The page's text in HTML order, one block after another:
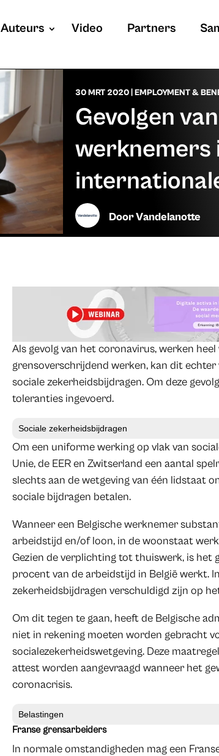
Auteurs Video Partners
30 MRT 2020| EMPLOYMENT &
Gevolgen
werknemers
DoorVandelanotte
Als gevolg van het coronavirus, werken
grensoverschrijdend werken, kan dit
sociale zekerheidsbijdragen. Om deze
toleranties ingevoerd.
Sociale zekerheidsbijdragen
Om een uniforme werking op vlak van
Unie, de EER en Zwitserland een aantal
slechts aan de wetgeving van één lidstaat
sociale bijdragen betalen.
Wanneer een Belgische werknemer
arbeidstijd en/of loon, in de woonstaat
Gezien de verplichting tot thuiswerk, is het
procent van de arbeidstijd in België werkt.
zekerheidsbijdragen verschuldigd zijn op
Om dit tegen te gaan, heeft de Belgische
niet in rekening moeten worden gebracht
socialezekerheidswetgeving. Deze
attest worden aangevraagd wanneer het
coronacrisis.
Belastingen
Franse grensarbeiders
In normale omstandigheden mag een